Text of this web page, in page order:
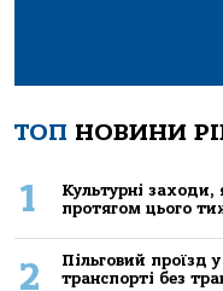
ТОП НОВИНИ
1
Культурні заходи,
протягом цього
2
Пільговий проїзд
транспорті без